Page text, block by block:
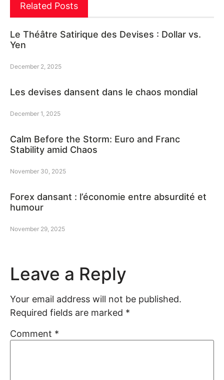
Related Posts
Le Théâtre Satirique des Devises : Dollar vs.
Yen
December 2, 2025
Les devises dansent dans le chaos mondial
December 1, 2025
Calm Before the Storm: Euro and Franc
Stability amid Chaos
November 30, 2025
Forex dansant : l’économie entre absurdité et
humour
November 29, 2025
Leave a Reply
Your email address will not be published.
Required fields are marked *
Comment *